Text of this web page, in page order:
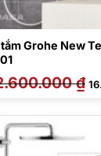
Grohe New
₫
là: